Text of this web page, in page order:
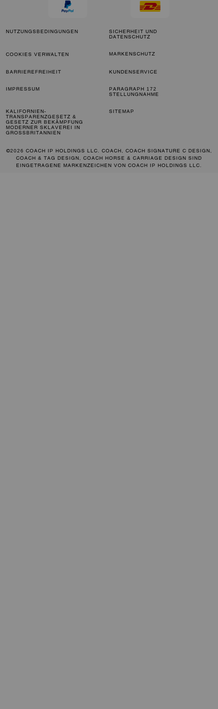
NUTZUNGSBEDINGUNGEN
SICHERHEIT UND
DATENSCHUTZ
COOKIES VERWALTEN MARKENSCHUTZ
BARRIEREFREIHEIT KUNDENSERVICE
IMPRESSUM
PARAGRAPH 172
STELLUNGNAHME
KALIFORNIEN-
TRANSPARENZGESETZ &
GESETZ ZUR BEKÄMPFUNG
MODERNER SKLAVEREI IN
GROSSBRITANNIEN
SITEMAP
©2026 COACH IP HOLDINGS LLC. COACH, COACH SIGNATURE C DESIGN,
COACH & TAG DESIGN, COACH HORSE & CARRIAGE DESIGN SIND
EINGETRAGENE MARKENZEICHEN VON COACH IP HOLDINGS LLC.